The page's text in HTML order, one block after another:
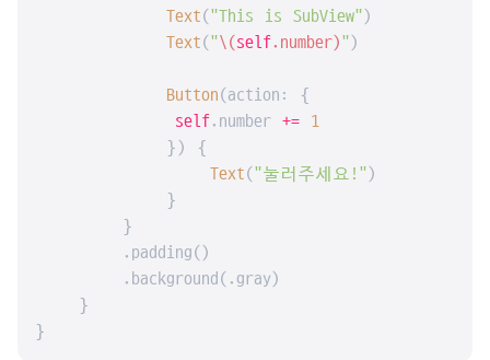
Text("This is SubView")
Text("\(self.number)")
Button(action: {
self.number +=
1
            }) {
Text("눌러주세요!")
            }
        }
        .padding()
        .background(.gray)
    }
}